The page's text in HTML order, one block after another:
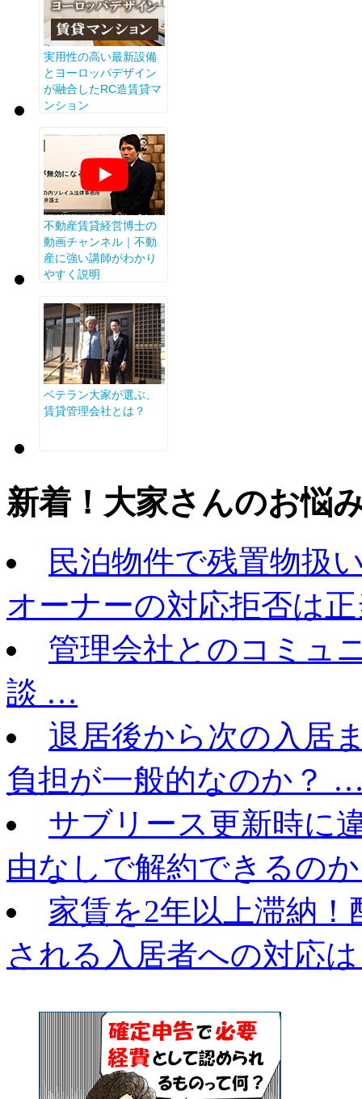
新着！大家さんのお悩
民泊物件で残置物扱
オーナーの対応拒否は
管理会社とのコミュ
談 …
退居後から次の入居
負担が一般的なのか？
サブリース更新時に
由なしで解約できるの
家賃を2年以上滞納
される入居者への対応